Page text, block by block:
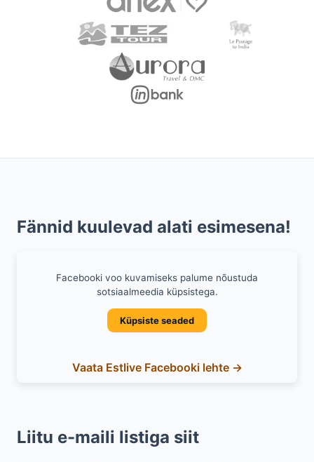
Fännid kuulevad alati esimesena!
Facebooki voo kuvamiseks palume nõustuda
sotsiaalmeedia küpsistega.
Küpsiste seaded
Vaata Estlive Facebooki lehte →
Liitu e-maili listiga siit